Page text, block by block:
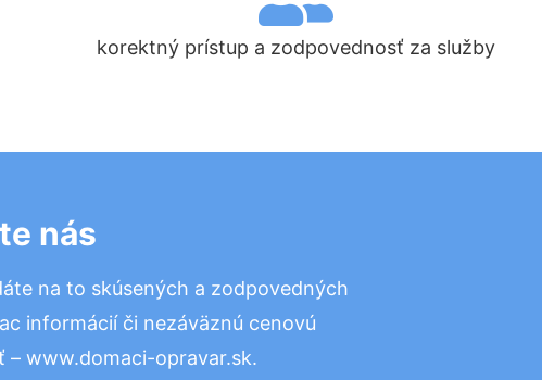
korektný prístup a zodpovednosť za služby
nás
na to skúsených a zodpovedných
informácií či nezáväznú cenovú
– www.domaci-opravar.sk.